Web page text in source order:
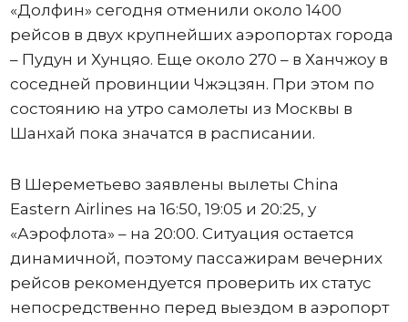
«Долфин» сегодня отменили около 1400
рейсов в двух крупнейших аэропортах города
– Пудун и Хунцяо. Еще около 270 – в Ханчжоу в
соседней провинции Чжэцзян. При этом по
состоянию на утро самолеты из Москвы в
Шанхай пока значатся в расписании.
В Шереметьево заявлены вылеты China
Eastern Airlines на 16:50, 19:05 и 20:25, у
«Аэрофлота» – на 20:00. Ситуация остается
динамичной, поэтому пассажирам вечерних
рейсов рекомендуется проверить их статус
непосредственно перед выездом в аэропорт